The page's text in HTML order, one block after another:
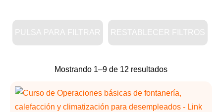
PULSA PARA FILTRAR RESTABLECER FILTROS
Mostrando 1–9 de 12 resultadosOrdenado
últimos